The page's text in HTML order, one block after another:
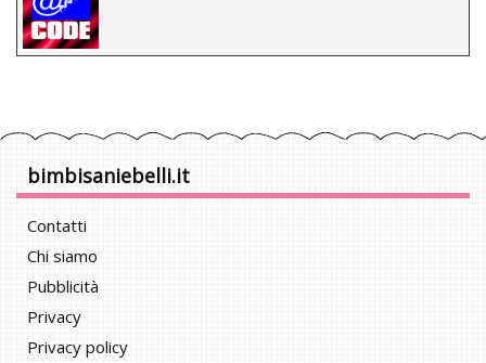
bimbisaniebelli.it
Contatti
Chi siamo
Pubblicità
Privacy
Privacy policy